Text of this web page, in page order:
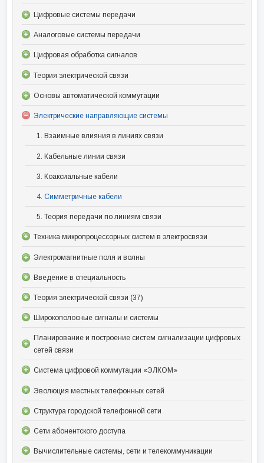
Цифровые системы передачи
Аналоговые системы передачи
Цифровая обработка сигналов
Теория электрической связи
Основы автоматической коммутации
Электрические направляющие системы
1. Взаимные влияния в линиях связи
2. Кабельные линии связи
3. Коаксиальные кабели
4. Симметричные кабели
5. Теория передачи по линиям связи
Техника микропроцессорных систем в электросвязи
Электромагнитные поля и волны
Введение в специальность
Теория электрической связи (37)
Широкополосные сигналы и системы
Планирование и построение систем сигнализации цифровых
сетей связи
Система цифровой коммутации «ЭЛКОМ»
Эволюция местных телефонных сетей
Структура городской телефонной сети
Сети абонентского доступа
Вычислительные системы, сети и телекоммуникации